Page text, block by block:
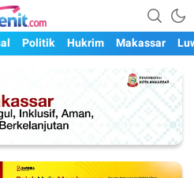
Setiap Hari
Politik Hukrim Makassar